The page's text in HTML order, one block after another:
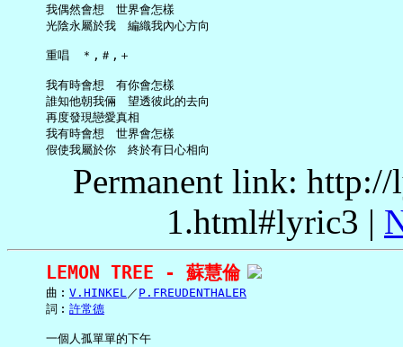
     我偶然會想　世界會怎樣
     光陰永屬於我　編織我內心方向
     重唱　＊,＃,＋
     我有時會想　有你會怎樣
     誰知他朝我倆　望透彼此的去向
     再度發現戀愛真相
     我有時會想　世界會怎樣
Permanent link:
1.html#lyric3 |
LEMON TREE - 蘇慧倫
     曲︰
V.HINKEL／ P.FREUDENTHALER
     詞︰
許常德
     一個人孤單單的下午